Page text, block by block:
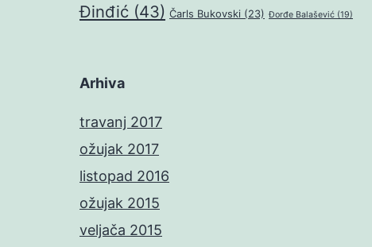
Đinđić (43) Čarls Bukovski (23) Đorđe Balašević (19)
Arhiva
travanj 2017
ožujak 2017
listopad 2016
ožujak 2015
veljača 2015